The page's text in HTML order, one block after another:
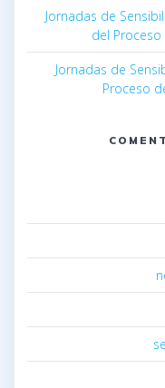
Jornadas de
del Proceso
Jornadas de
Proceso